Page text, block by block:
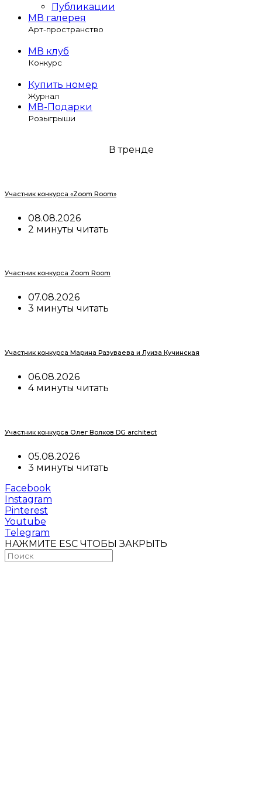
Публикации
МВ галерея
Арт-пространство
МВ клуб
Конкурс
Купить номер
Журнал
МВ-Подарки
Розыгрыши
В тренде
Участник конкурса «Zoom Room»
08.08.2026
2 минуты читать
Участник конкурса Zoom Room
07.08.2026
3 минуты читать
Участник конкурса Марина Разуваева и Луиза Кучинская
06.08.2026
4 минуты читать
Участник конкурса Олег Волков DG architect
05.08.2026
3 минуты читать
Facebook
Instagram
Pinterest
Youtube
Telegram
НАЖМИТЕ ESC ЧТОБЫ ЗАКРЫТЬ